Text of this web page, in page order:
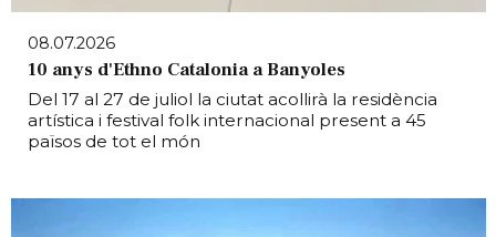
08.07.2026
10 anys d'Ethno Catalonia a Banyoles
Del 17 al 27 de juliol la ciutat acollirà la residència
artística i festival folk internacional present a 45
països de tot el món